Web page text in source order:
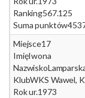
Ranking567.125
Suma punktów
Miejsce17
ImięIwona
Nazwisko
KlubWKS Wawel,
Rok ur.1973